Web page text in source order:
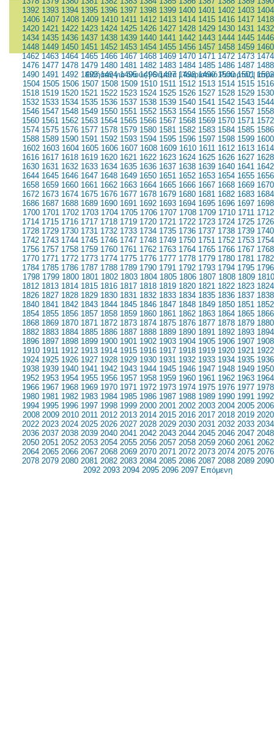
1392 1393 1394 1395 1396 1397 1398 1399 1400 1401 1402 1403 1404
1406 1407 1408 1409 1410 1411 1412 1413 1414 1415 1416 1417 1418
1420 1421 1422 1423 1424 1425 1426 1427 1428 1429 1430 1431 1432
1434 1435 1436 1437 1438 1439 1440 1441 1442 1443 1444 1445 1446
1448 1449 1450 1451 1452 1453 1454 1455 1456 1457 1458 1459 1460
1462 1463 1464 1465 1466 1467 1468 1469 1470 1471 1472 1473 1474
1476 1477 1478 1479 1480 1481 1482 1483 1484 1485 1486 1487 1488
1490 1491 1492 1493 1494 1495 1496 1497 1498 1499 1500 1501 1502
1504 1505 1506 1507 1508 1509 1510 1511 1512 1513 1514 1515 1516
1518 1519 1520 1521 1522 1523 1524 1525 1526 1527 1528 1529 1530
1532 1533 1534 1535 1536 1537 1538 1539 1540 1541 1542 1543 1544
1546 1547 1548 1549 1550 1551 1552 1553 1554 1555 1556 1557 1558
1560 1561 1562 1563 1564 1565 1566 1567 1568 1569 1570 1571 1572
1574 1575 1576 1577 1578 1579 1580 1581 1582 1583 1584 1585 1586
1588 1589 1590 1591 1592 1593 1594 1595 1596 1597 1598 1599 1600
1602 1603 1604 1605 1606 1607 1608 1609 1610 1611 1612 1613 1614
1616 1617 1618 1619 1620 1621 1622 1623 1624 1625 1626 1627 1628
1630 1631 1632 1633 1634 1635 1636 1637 1638 1639 1640 1641 1642
1644 1645 1646 1647 1648 1649 1650 1651 1652 1653 1654 1655 1656
1658 1659 1660 1661 1662 1663 1664 1665 1666 1667 1668 1669 1670
1672 1673 1674 1675 1676 1677 1678 1679 1680 1681 1682 1683 1684
1686 1687 1688 1689 1690 1691 1692 1693 1694 1695 1696 1697 1698
1700 1701 1702 1703 1704 1705 1706 1707 1708 1709 1710 1711 1712
1714 1715 1716 1717 1718 1719 1720 1721 1722 1723 1724 1725 1726
1728 1729 1730 1731 1732 1733 1734 1735 1736 1737 1738 1739 1740
1742 1743 1744 1745 1746 1747 1748 1749 1750 1751 1752 1753 1754
1756 1757 1758 1759 1760 1761 1762 1763 1764 1765 1766 1767 1768
1770 1771 1772 1773 1774 1775 1776 1777 1778 1779 1780 1781 1782
1784 1785 1786 1787 1788 1789 1790 1791 1792 1793 1794 1795 1796
1798 1799 1800 1801 1802 1803 1804 1805 1806 1807 1808 1809 1810
1812 1813 1814 1815 1816 1817 1818 1819 1820 1821 1822 1823 1824
1826 1827 1828 1829 1830 1831 1832 1833 1834 1835 1836 1837 1838
1840 1841 1842 1843 1844 1845 1846 1847 1848 1849 1850 1851 1852
1854 1855 1856 1857 1858 1859 1860 1861 1862 1863 1864 1865 1866
1868 1869 1870 1871 1872 1873 1874 1875 1876 1877 1878 1879 1880
1882 1883 1884 1885 1886 1887 1888 1889 1890 1891 1892 1893 1894
1896 1897 1898 1899 1900 1901 1902 1903 1904 1905 1906 1907 1908
1910 1911 1912 1913 1914 1915 1916 1917 1918 1919 1920 1921 1922
1924 1925 1926 1927 1928 1929 1930 1931 1932 1933 1934 1935 1936
1938 1939 1940 1941 1942 1943 1944 1945 1946 1947 1948 1949 1950
1952 1953 1954 1955 1956 1957 1958 1959 1960 1961 1962 1963 1964
1966 1967 1968 1969 1970 1971 1972 1973 1974 1975 1976 1977 1978
1980 1981 1982 1983 1984 1985 1986 1987 1988 1989 1990 1991 1992
1994 1995 1996 1997 1998 1999 2000 2001 2002 2003 2004 2005 2006
2008 2009 2010 2011 2012 2013 2014 2015 2016 2017 2018 2019 2020
2022 2023 2024 2025 2026 2027 2028 2029 2030 2031 2032 2033 2034
2036 2037 2038 2039 2040 2041 2042 2043 2044 2045 2046 2047 2048
2050 2051 2052 2053 2054 2055 2056 2057 2058 2059 2060 2061 2062
2064 2065 2066 2067 2068 2069 2070 2071 2072 2073 2074 2075 2076
2078 2079 2080 2081 2082 2083 2084 2085 2086 2087 2088 2089 2090
2092 2093 2094 2095 2096 2097 Επόμενη
Ειδήσεις για όλους|Θέματα|Τουριστικό Ρεπορτάζ|